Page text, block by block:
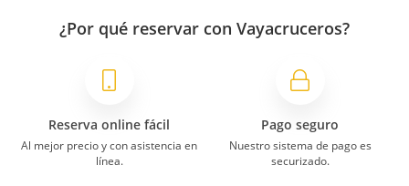
¿Por qué reservar con Vayacruceros?
Reserva online fácil
Al mejor precio y con asistencia en
línea.
Pago seguro
Nuestro sistema de pago es
securizado.